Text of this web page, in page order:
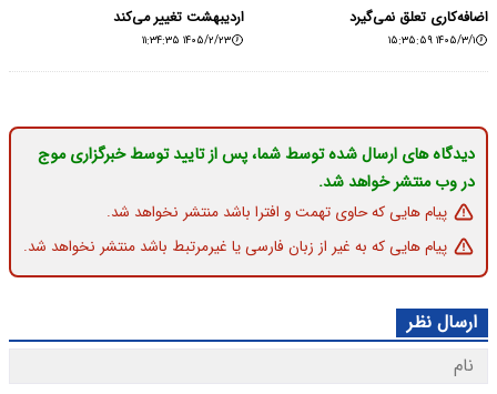
اضافه‌کاری تعلق نمی‌گیرد
۱۴۰۵/۳/۱ ۱۵:۳۵:۵۹
اردیبهشت تغییر می‌کند
۱۴۰۵/۲/۲۳ ۱۱:۳۴:۳۵
دیدگاه های ارسال شده توسط شما، پس از تایید توسط خبرگزاری موج
در وب منتشر خواهد شد.
پیام هایی که حاوی تهمت و افترا باشد منتشر نخواهد شد.
پیام هایی که به غیر از زبان فارسی یا غیرمرتبط باشد منتشر نخواهد شد.
ارسال نظر